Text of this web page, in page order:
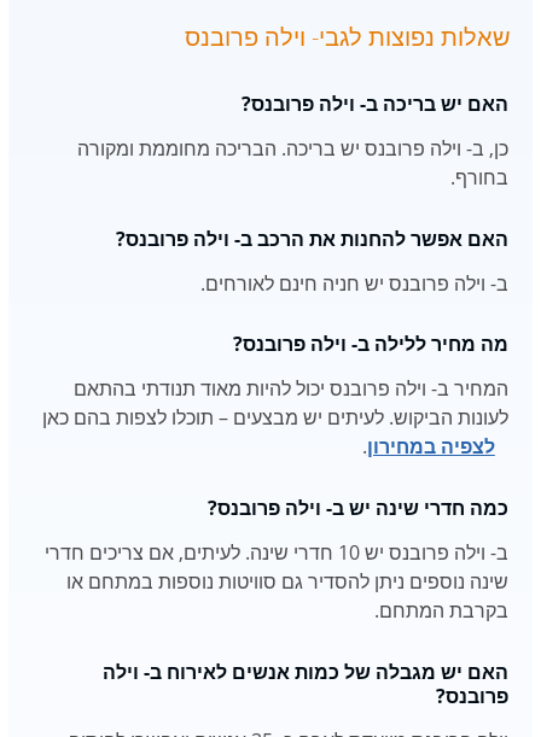
שאלות נפוצות לגבי- וילה פרובנס
האם יש בריכה ב- וילה פרובנס?
כן, ב- וילה פרובנס יש בריכה. הבריכה מחוממת ומקורה
בחורף.
האם אפשר להחנות את הרכב ב- וילה פרובנס?
ב- וילה פרובנס יש חניה חינם לאורחים.
מה מחיר ללילה ב- וילה פרובנס?
המחיר ב- וילה פרובנס יכול להיות מאוד תנודתי בהתאם
לעונות הביקוש. לעיתים יש מבצעים – תוכלו לצפות בהם כאן
לצפיה במחירון.
כמה חדרי שינה יש ב- וילה פרובנס?
ב- וילה פרובנס יש 10 חדרי שינה. לעיתים, אם צריכים חדרי
שינה נוספים ניתן להסדיר גם סוויטות נוספות במתחם או
בקרבת המתחם.
האם יש מגבלה של כמות אנשים לאירוח ב- וילה
פרובנס?